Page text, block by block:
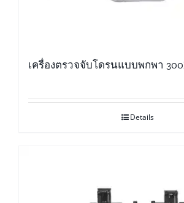
เครื่องตรวจจับโดรนแบบพกพา
Details